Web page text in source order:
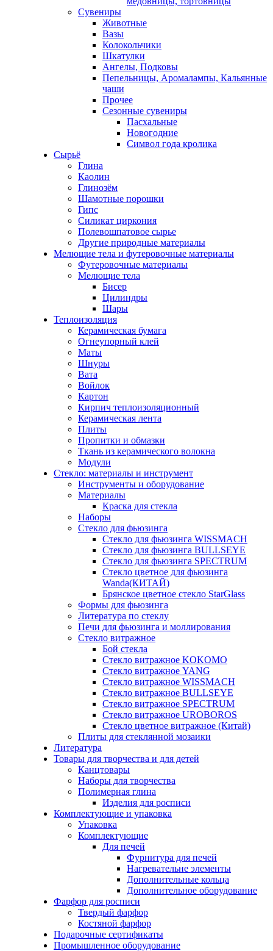
Сувениры
Животные
Вазы
Колокольчики
Шкатулки
Ангелы, Подковы
Пепельницы, Аромалампы, Кальянные
чаши
Прочее
Сезонные сувениры
Пасхальные
Новогодние
Символ года кролика
Сырьё
Глина
Каолин
Глинозём
Шамотные порошки
Гипс
Силикат циркония
Полевошпатовое сырье
Другие природные материалы
Мелющие тела и футеровочные материалы
Футеровочные материалы
Мелющие тела
Бисер
Цилиндры
Шары
Теплоизоляция
Керамическая бумага
Огнеупорный клей
Маты
Шнуры
Вата
Войлок
Картон
Кирпич теплоизоляционный
Керамическая лента
Плиты
Пропитки и обмазки
Ткань из керамического волокна
Модули
Стекло: материалы и инструмент
Инструменты и оборудование
Материалы
Краска для стекла
Наборы
Стекло для фьюзинга
Стекло для фьюзинга WISSMACH
Стекло для фьюзинга BULLSEYE
Стекло для фьюзинга SPECTRUM
Стекло цветное для фьюзинга
Wanda(КИТАЙ)
Брянское цветное стекло StarGlass
Формы для фьюзинга
Литература по стеклу
Печи для фьюзинга и моллирования
Стекло витражное
Бой стекла
Стекло витражное KOKOMO
Стекло витражное YANG
Стекло витражное WISSMACH
Стекло витражное BULLSEYE
Стекло витражное SPECTRUM
Стекло витражное UROBOROS
Стекло цветное витражное (Китай)
Плиты для стеклянной мозаики
Литература
Товары для творчества и для детей
Канцтовары
Наборы для творчества
Полимерная глина
Изделия для росписи
Комплектующие и упаковка
Упаковка
Комплектующие
Для печей
Фурнитура для печей
Нагревательне элементы
Дополнительные кольца
Дополнительное оборудование
Фарфор для росписи
Твердый фарфор
Костяной фарфор
Подарочные сертификаты
Промышленное оборудование